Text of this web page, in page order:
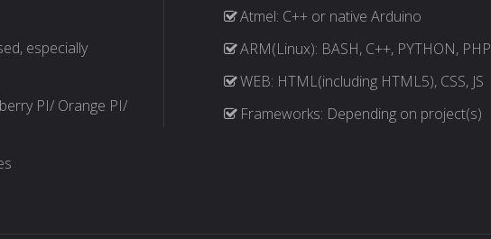
especially
PI/ Orange PI/
Atmel: C++ or native Arduino
ARM(Linux): BASH, C++, PYTHON, PHP
WEB: HTML(including HTML5), CSS, JS
Frameworks: Depending on project(s)